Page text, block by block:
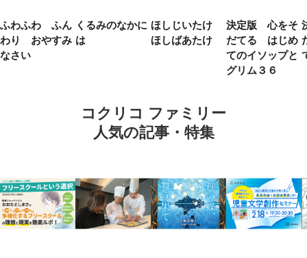
ふわふわ ふん
わり おやすみ
なさい
くるみのなかに
は
ほしじいたけ
ほしばあたけ
決定版 心をそ
だてる はじめ
てのイソップと
グリム３６
コクリコ ファミリー
人気の記事・特集